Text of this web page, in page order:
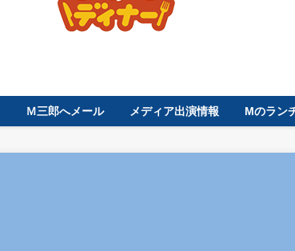
Ｍ三郎へメール メディア出演情報 Mのラン